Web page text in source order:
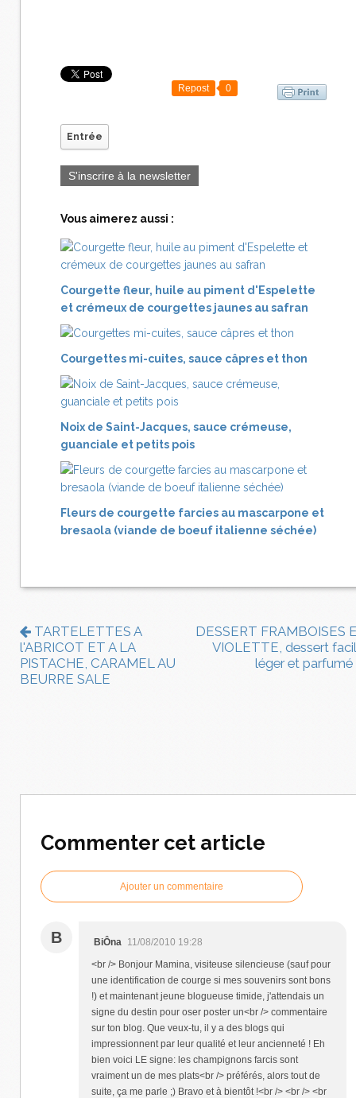
Repost 0
Entrée
S'inscrire à la newsletter
Vous aimerez aussi :
Courgette fleur, huile au piment d'Espelette
et crémeux de courgettes jaunes au safran
Courgettes mi-cuites, sauce câpres et thon
Noix de Saint-Jacques, sauce crémeuse,
guanciale et petits pois
Fleurs de courgette farcies au mascarpone et
bresaola (viande de boeuf italienne séchée)
TARTELETTES A
l'ABRICOT ET A LA
PISTACHE, CARAMEL AU
BEURRE SALE
DESSERT FRAMBOISES
VIOLETTE, dessert
léger et parfumé
Commenter cet article
Ajouter un commentaire
B BiÔna 11/08/2010 19:28
<br /> Bonjour Mamina, visiteuse silencieuse (sauf pour
une identification de courge si mes souvenirs sont bons
!) et maintenant jeune blogueuse timide, j'attendais un
signe du destin pour oser poster un<br /> commentaire
sur ton blog. Que veux-tu, il y a des blogs qui
impressionnent par leur qualité et leur ancienneté ! Eh
bien voici LE signe: les champignons farcis sont
vraiment un de mes plats<br /> préférés, alors tout de
suite, ça me parle ;) Bravo et à bientôt !<br /> <br /> <br